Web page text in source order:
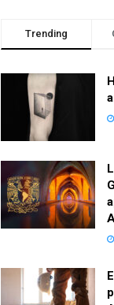
Trending